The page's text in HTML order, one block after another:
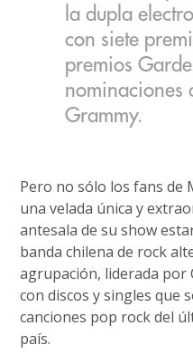
la dupla
con siete
premios
nominaciones
Grammy.
Pero no sólo los fans de
una velada única y
antesala de su show
banda chilena de rock
agrupación, liderada por
con discos y singles que
canciones pop rock del
país.